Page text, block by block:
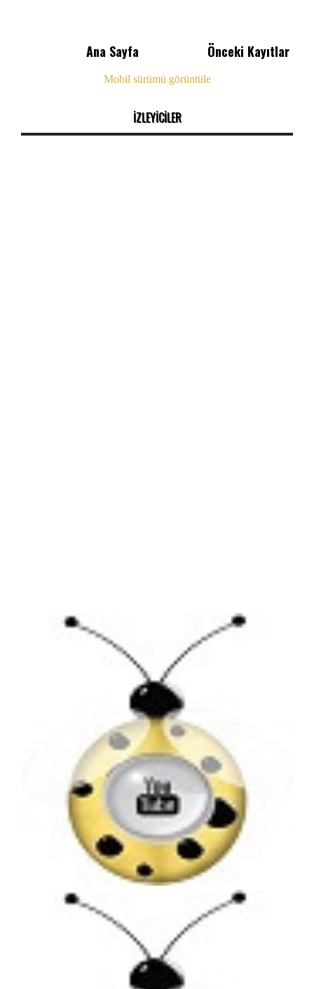
Önceki Kayıtlar
Ana Sayfa
Mobil sürümü görüntüle
İZLEYİCİLER